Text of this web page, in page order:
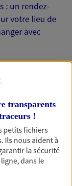
: un rendez-
votre lieu de
avec
: achat
autour
transparents
!
petits fichiers
. Ils nous aident à
la sécurité
dans le